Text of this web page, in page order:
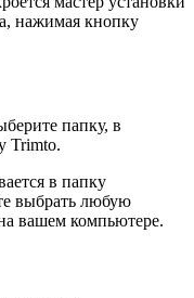
нажимая кнопку
папку, в
Trimto.
в папку
выбрать любую
вашем компьютере.